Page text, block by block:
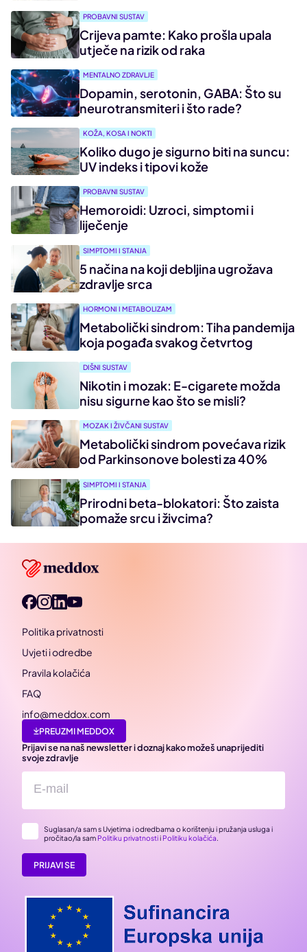
PROBAVNI SUSTAV
Crijeva pamte: Kako prošla upala
utječe na rizik od raka
MENTALNO ZDRAVLJE
Dopamin, serotonin, GABA: Što su
neurotransmiteri i što rade?
KOŽA, KOSA I NOKTI
Koliko dugo je sigurno biti na suncu:
UV indeks i tipovi kože
PROBAVNI SUSTAV
Hemoroidi: Uzroci, simptomi i
liječenje
SIMPTOMI I STANJA
5 načina na koji debljina ugrožava
zdravlje srca
HORMONI I METABOLIZAM
Metabolički sindrom: Tiha pandemija
koja pogađa svakog četvrtog
DIŠNI SUSTAV
Nikotin i mozak: E-cigarete možda
nisu sigurne kao što se misli?
MOZAK I ŽIVČANI SUSTAV
Metabolički sindrom povećava rizik
od Parkinsonove bolesti za 40%
SIMPTOMI I STANJA
Prirodni beta-blokatori: Što zaista
pomaže srcu i živcima?
Politika privatnosti
Uvjeti i odredbe
Pravila kolačića
FAQ
info@meddox.com
PREUZMI MEDDOX
Prijavi se na naš newsletter i doznaj kako možeš unaprijediti
svoje zdravlje
Suglasan/a sam s Uvjetima i odredbama o korištenju i pružanja usluga i
pročitao/la sam Politiku privatnostii Politiku kolačića.
PRIJAVI SE